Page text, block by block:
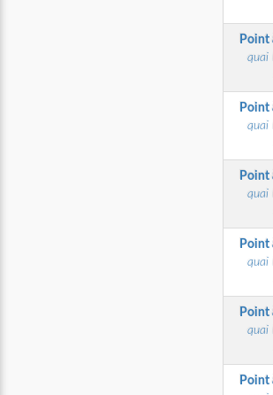
Point
quai
Point
quai
Point
quai
Point
quai
Point
quai
Point